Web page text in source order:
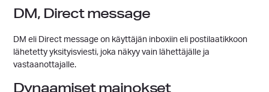
DM, Direct message
DM eli Direct message on käyttäjän inboxiin eli postilaatikkoon
lähetetty yksityisviesti, joka näkyy vain lähettäjälle ja
vastaanottajalle.
Dynaamiset mainokset